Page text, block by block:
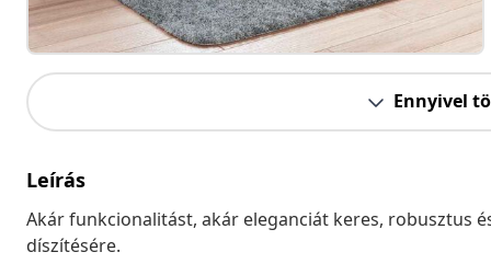
Ennyivel
Leírás
Akár funkcionalitást, akár eleganciát keres, robusztus
díszítésére.